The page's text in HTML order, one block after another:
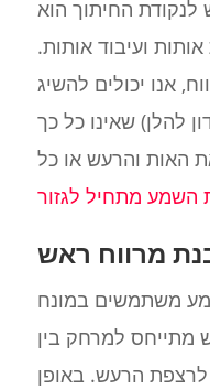
החיתוך הוא
ועיבוד אותות.
אנו יכולים להשיג
להלן) שאינו כל כך
האות והרעש או כל
מרווח ראש
משתמשים במונח
מתייחס למרחק בין
הרעש. באופן